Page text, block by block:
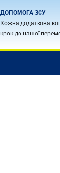
ДОПОМОГА ЗСУ
Кожна додаткова
крок до нашої